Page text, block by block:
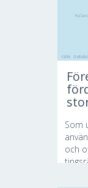
Som
och